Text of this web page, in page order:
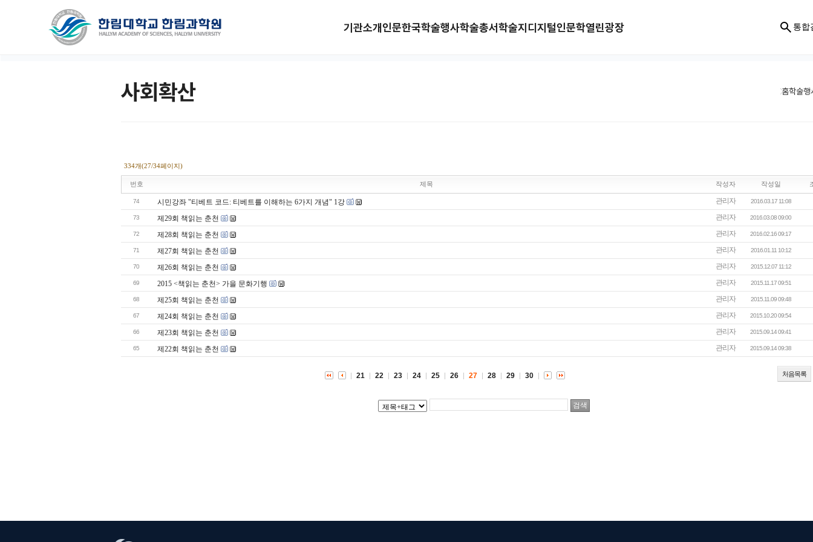
기관소개인문한국학술행사학술총서학술지디지털인문학열린광장 통합
사회확산 홈학술행
334개(27/34페이지)
번호 제목 작성자 작성일
74 시민강좌 "티베트 코드: 티베트를 이해하는 6가지 개념" 1강 관리자 2016.03.17 11:08
73 제29회 책읽는 춘천 관리자 2016.03.08 09:00
72 제28회 책읽는 춘천 관리자 2016.02.16 09:17
71 제27회 책읽는 춘천 관리자 2016.01.11 10:12
70 제26회 책읽는 춘천 관리자 2015.12.07 11:12
69 2015 <책읽는 춘천> 가을 문화기행 관리자 2015.11.17 09:51
68 제25회 책읽는 춘천 관리자 2015.11.09 09:48
67 제24회 책읽는 춘천 관리자 2015.10.20 09:54
66 제23회 책읽는 춘천 관리자 2015.09.14 09:41
65 제22회 책읽는 춘천 관리자 2015.09.14 09:38
처음목록
21 22 23 24 25 26 27 28 29 30